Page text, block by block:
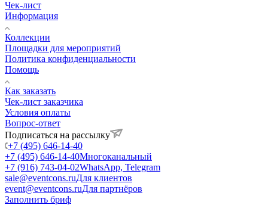
Чек-лист
Информация
Коллекции
Площадки для мероприятий
Политика конфиденциальности
Помощь
Как заказать
Чек-лист заказчика
Условия оплаты
Вопрос-ответ
Подписаться на рассылку
+7 (495) 646-14-40
+7 (495) 646-14-40Многоканальный
+7 (916) 743-04-02WhatsApp, Telegram
sale@eventcons.ruДля клиентов
event@eventcons.ruДля партнёров
Заполнить бриф